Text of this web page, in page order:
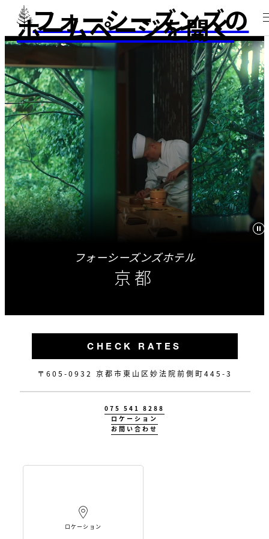
フォーシーズンズの
ホームページを開く
フォーシーズンズホテル
京都
CHECK RATES
〒605-0932 京都市東山区妙法院前側町445-3
075 541 8288
ロケーション
お問い合わせ
ロケーション